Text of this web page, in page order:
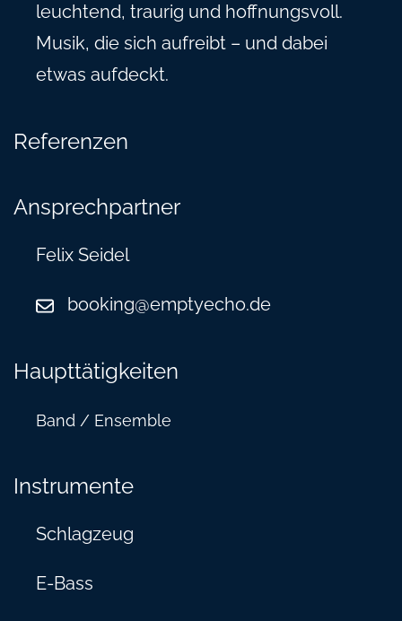
leuchtend, traurig und hoffnungsvoll.
Musik, die sich aufreibt – und dabei
etwas aufdeckt.
Referenzen
Ansprechpartner
Felix Seidel
booking@emptyecho.de
Haupttätigkeiten
Band / Ensemble
Instrumente
Schlagzeug
E-Bass